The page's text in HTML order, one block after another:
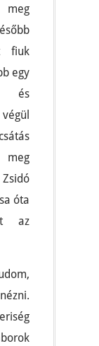
meg
fiuk
egy
és
óta
az